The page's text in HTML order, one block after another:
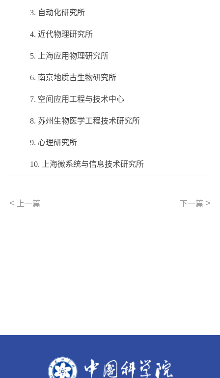
3. 自动化研究所
4. 近代物理研究所
5. 上海应用物理研究所
6. 南京地质古生物研究所
7. 空间应用工程与技术中心
8. 苏州生物医学工程技术研究所
9. 心理研究所
10. 上海微系统与信息技术研究所
< 上一篇 下一篇 >